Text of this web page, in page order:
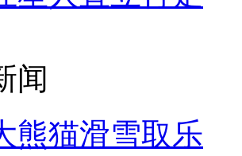
闻
熊猫滑雪取乐